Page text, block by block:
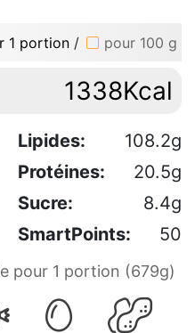
1 portion / pour 100 g
1338Kcal
Lipides:
108.2g
Protéines:
20.5g
Sucre:
8.4g
SmartPoints: 50
pour 1 portion (679g)